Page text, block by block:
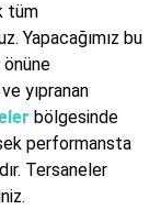
tüm
Yapacağımız bu
önüne
yıpranan
bölgesinde
performansta
Tersaneler